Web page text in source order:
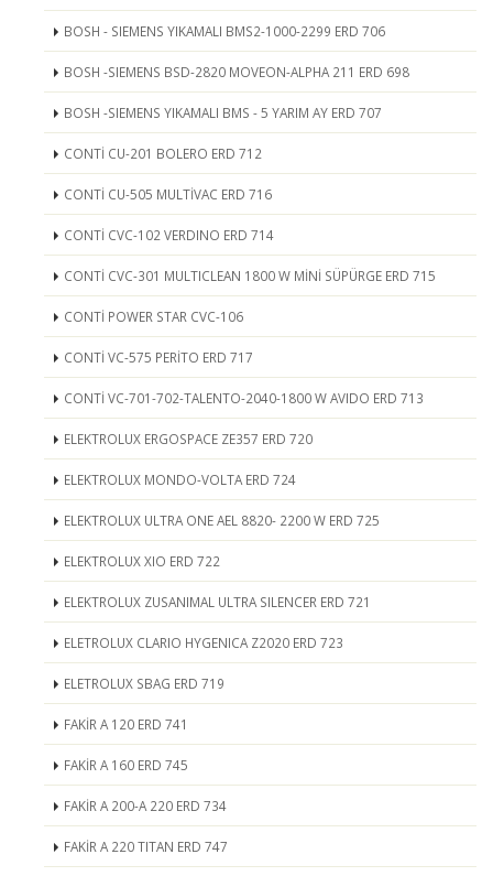
BOSH - SIEMENS YIKAMALI BMS2-1000-2299 ERD 706
BOSH -SIEMENS BSD-2820 MOVEON-ALPHA 211 ERD 698
BOSH -SIEMENS YIKAMALI BMS - 5 YARIM AY ERD 707
CONTİ CU-201 BOLERO ERD 712
CONTİ CU-505 MULTİVAC ERD 716
CONTİ CVC-102 VERDINO ERD 714
CONTİ CVC-301 MULTICLEAN 1800 W MİNİ SÜPÜRGE ERD 715
CONTİ POWER STAR CVC-106
CONTİ VC-575 PERİTO ERD 717
CONTİ VC-701-702-TALENTO-2040-1800 W AVIDO ERD 713
ELEKTROLUX ERGOSPACE ZE357 ERD 720
ELEKTROLUX MONDO-VOLTA ERD 724
ELEKTROLUX ULTRA ONE AEL 8820- 2200 W ERD 725
ELEKTROLUX XIO ERD 722
ELEKTROLUX ZUSANIMAL ULTRA SILENCER ERD 721
ELETROLUX CLARIO HYGENICA Z2020 ERD 723
ELETROLUX SBAG ERD 719
FAKİR A 120 ERD 741
FAKİR A 160 ERD 745
FAKİR A 200-A 220 ERD 734
FAKİR A 220 TITAN ERD 747